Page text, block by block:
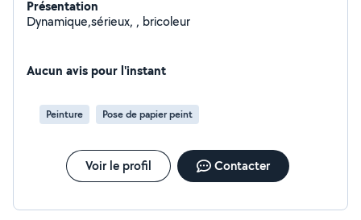
Présentation
Dynamique,sérieux, , bricoleur
Aucun avis pour l'instant
Peinture Pose de papier peint
Voir le profil Contacter